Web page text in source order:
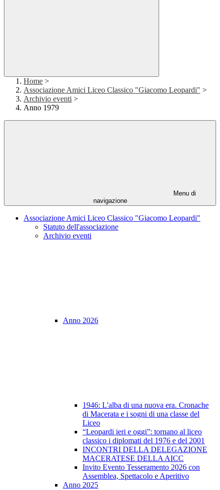
Home >
Associazione Amici Liceo Classico "Giacomo Leopardi" >
Archivio eventi >
Anno 1979
Menu di
navigazione
Associazione Amici Liceo Classico "Giacomo Leopardi"
Statuto dell'associazione
Archivio eventi
Anno 2026
1946: L'alba di una nuova era. Cronache
di Macerata e i sogni di una classe del
Liceo
“Leopardi ieri e oggi”: tornano al liceo
classico i diplomati del 1976 e del 2001
INCONTRI DELLA DELEGAZIONE
MACERATESE DELLA AICC
Invito Evento Tesseramento 2026 con
Assemblea, Spettacolo e Aperitivo
Anno 2025